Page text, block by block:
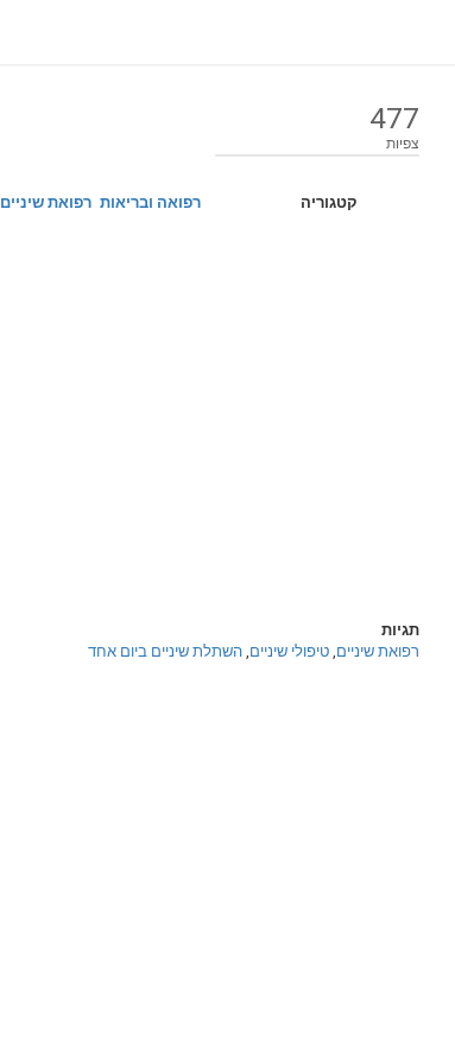
477
צפיות
קטגוריה רפואה ובריאות רפואת שיניים
תגיות
רפואת שיניים, טיפולי שיניים, השתלת שיניים ביום אחד